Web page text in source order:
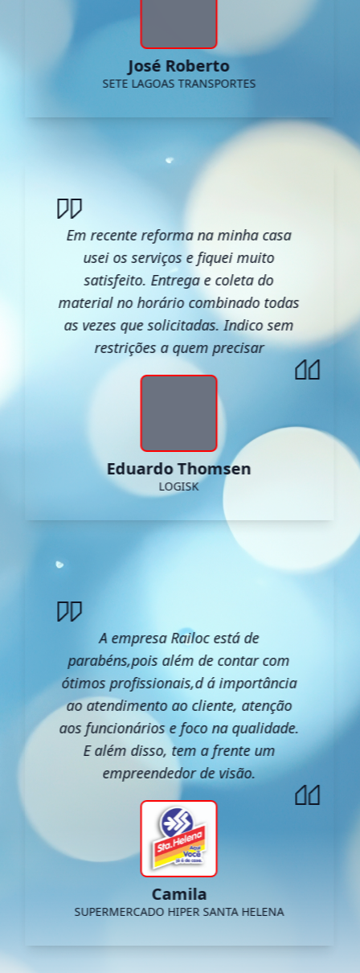
José Roberto
SETE LAGOAS TRANSPORTES
Em recente reforma na minha casa
usei os serviços e fiquei muito
satisfeito. Entrega e coleta do
material no horário combinado todas
as vezes que solicitadas. Indico sem
restrições a quem precisar
Eduardo Thomsen
LOGISK
A empresa Railoc está de
parabéns,pois além de contar com
ótimos profissionais,d á importância
ao atendimento ao cliente, atenção
aos funcionários e foco na qualidade.
E além disso, tem a frente um
empreendedor de visão.
Camila
SUPERMERCADO HIPER SANTA HELENA